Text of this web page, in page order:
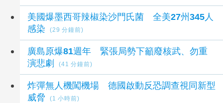
美國爆墨西哥辣椒染沙門氏菌 全美27州345人
感染
(29 分鐘前)
廣島原爆81週年 緊張局勢下籲廢核武、勿重
演悲劇
(41 分鐘前)
炸彈無人機闖機場 德國啟動反恐調查視同新型
威脅
(1 小時前)